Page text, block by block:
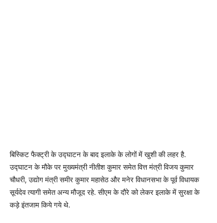
बिस्किट फैक्ट्री के उद्घाटन के बाद इलाके के लोगों में खुशी की लहर है.
उद्घाटन के मौके पर मुख्यमंत्री नीतीश कुमार समेत वित्त मंत्री विजय कुमार
चौधरी, उद्योग मंत्री समीर कुमार महासेठ और मनेर विधानसभा के पूर्व विधायक
सूर्यदेव त्यागी समेत अन्य मौजूद रहे. सीएम के दौरे को लेकर इलाके में सुरक्षा के
कड़े इंतजाम किये गये थे.